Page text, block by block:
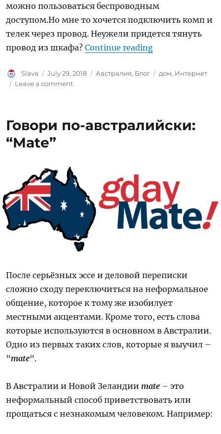
можно пользоваться беспроводным
доступом.Но мне то хочется подключить комп и
телек через провод. Неужели придется тянуть
провод из шкафа? Continue reading“Подключение
Author
Slava
Posted
on
July 29, 2018 Categories
Австралия, Блог Tags
дом, Интернет
Leave a commenton
число
Говори по-австралийски:
“Mate”
После серьёзных эссе и деловой переписки
сложно сходу переключиться на неформальное
общение, которое к тому же изобилует
местными акцентами. Кроме того, есть слова
которые используются в основном в Австралии.
Одно из первых таких слов, которые я выучил –
“mate“.
В Австралии и Новой Зеландии mate – это
неформальный способ приветствовать или
прощаться с незнакомым человеком. Например: